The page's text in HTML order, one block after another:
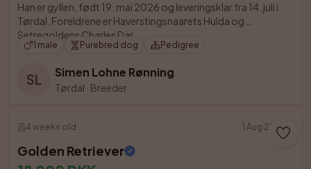
Han er gyllen, født 19. mai 2026 og leveringsklar fra 14. juli i
Tørdal. Foreldrene er Haverstingsnaarets Hulda og
Setregoldens Charles Dar
1 male Purebred dog Pedigree
SL Simen Lohne Rønning
Tørdal · Breeder
4 weeks old 1 Aug 2026
Golden Retriever